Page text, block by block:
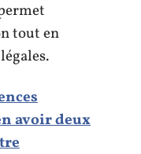
tout en
avoir deux